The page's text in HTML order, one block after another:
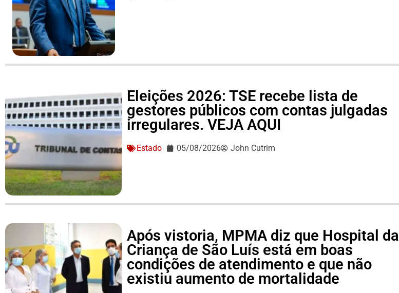
Eleições 2026: TSE recebe lista de
gestores públicos com contas julgadas
irregulares. VEJA AQUI
Estado 05/08/2026 John Cutrim
Após vistoria, MPMA diz que Hospital da
Criança de São Luís está em boas
condições de atendimento e que não
existiu aumento de mortalidade